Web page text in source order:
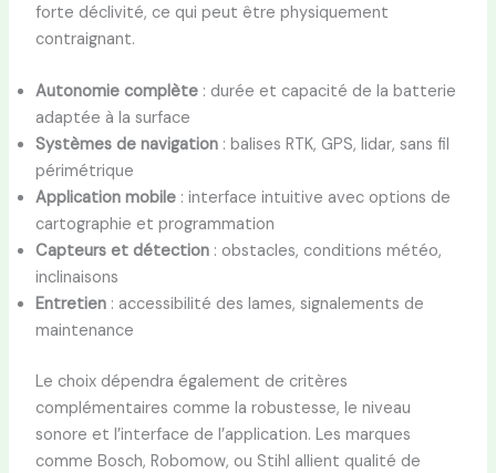
forte déclivité, ce qui peut être physiquement
contraignant.
Autonomie complète: durée et capacité de la batterie
adaptée à la surface
Systèmes de navigation: balises RTK, GPS, lidar, sans fil
périmétrique
Application mobile: interface intuitive avec options de
cartographie et programmation
Capteurs et détection: obstacles, conditions météo,
inclinaisons
Entretien: accessibilité des lames, signalements de
maintenance
Le choix dépendra également de critères
complémentaires comme la robustesse, le niveau
sonore et l’interface de l’application. Les marques
comme Bosch, Robomow, ou Stihl allient qualité de